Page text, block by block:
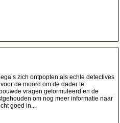
zich ontpopten als echte detectives
de moord om de dader te
vragen geformuleerd en de
om nog meer informatie naar
goed in...